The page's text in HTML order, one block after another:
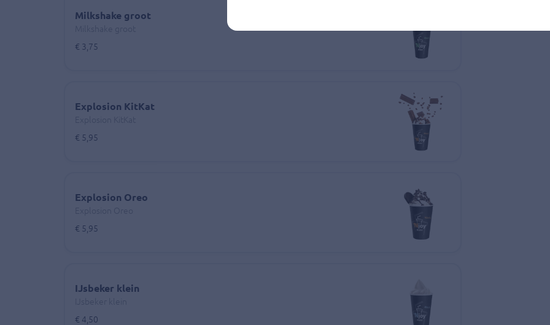
Milkshake groot
€ 3,75
Explosion KitKat
€ 5,95
Explosion Oreo
€ 5,95
IJsbeker klein
€ 4,50